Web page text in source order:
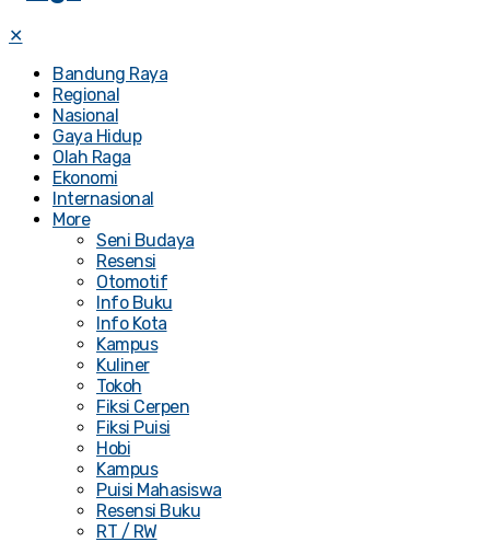
✕
Bandung Raya
Regional
Nasional
Gaya Hidup
Olah Raga
Ekonomi
Internasional
More
Seni Budaya
Resensi
Otomotif
Info Buku
Info Kota
Kampus
Kuliner
Tokoh
Fiksi Cerpen
Fiksi Puisi
Hobi
Kampus
Puisi Mahasiswa
Resensi Buku
RT / RW